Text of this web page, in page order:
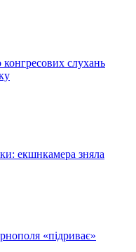
слухань
екшнкамера зняла
«підриває»